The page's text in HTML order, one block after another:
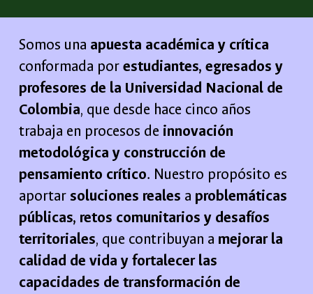
Somos una apuesta académica y crítica
conformada porestudiantes, egresados y
profesores de la Universidad Nacional de
Colombia, que desde hace cinco años
trabaja en procesos de innovación
metodológica y construcción de
pensamiento crítico. Nuestro propósito es
aportar soluciones reales a problemáticas
públicas, retos comunitarios y desafíos
territoriales, que contribuyan a mejorar la
calidad de vida y fortalecer las
capacidades de transformación de